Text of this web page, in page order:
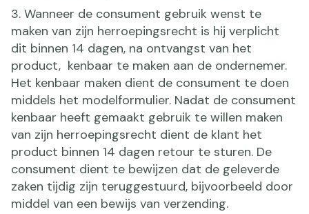
3. Wanneer de consument gebruik wenst te
maken van zijn herroepingsrecht is hij verplicht
dit binnen 14 dagen, na ontvangst van het
product, kenbaar te maken aan de ondernemer.
Het kenbaar maken dient de consument te doen
middels het modelformulier. Nadat de consument
kenbaar heeft gemaakt gebruik te willen maken
van zijn herroepingsrecht dient de klant het
product binnen 14 dagen retour te sturen. De
consument dient te bewijzen dat de geleverde
zaken tijdig zijn teruggestuurd, bijvoorbeeld door
middel van een bewijs van verzending.